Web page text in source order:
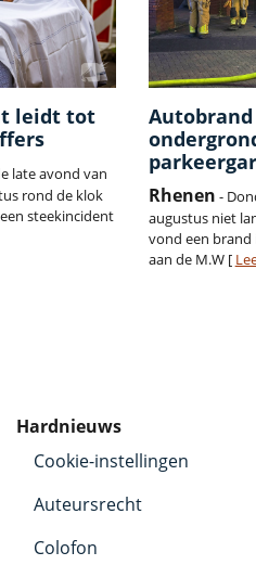
leidt tot
late avond van
rond de klok
steekincident
Rhenen -
augustus niet
vond een brand
aan de M.W [
Hardnieuws
Cookie-instellingen
Auteursrecht
Colofon